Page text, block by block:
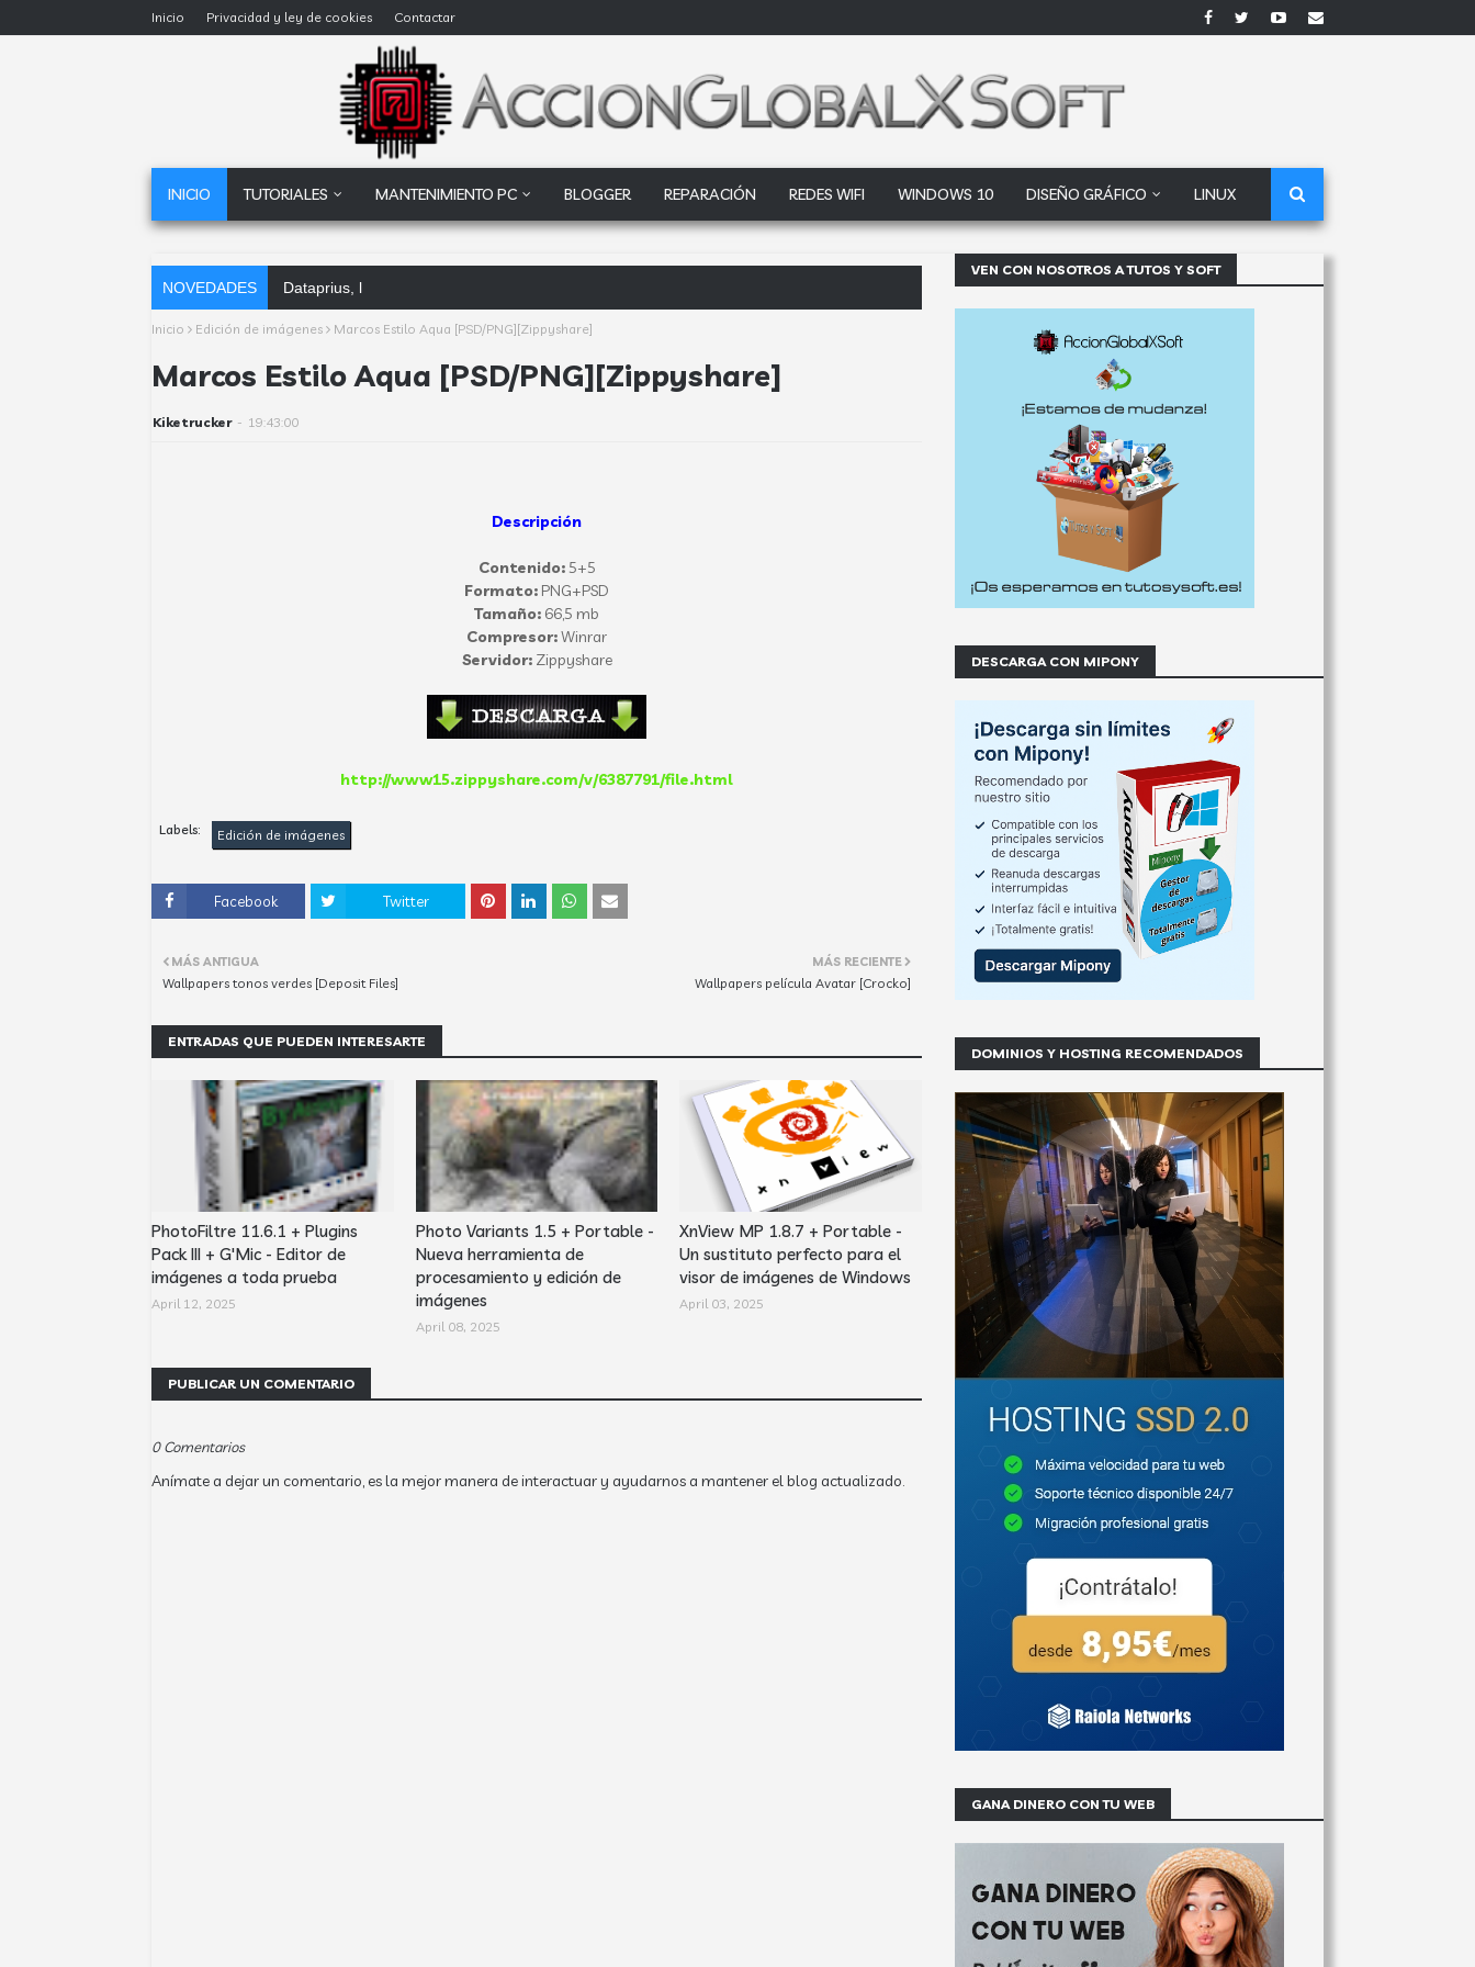
Inicio Privacidad y ley de cookies Contactar
INICIO TUTORIALES MANTENIMIENTO PC BLOGGER REPARACIÓN REDES WIFI WINDOWS 10 DISEÑO GRÁFICO LINUX
NOVEDADES Dataprius, la alternativa a Google Drive y Dro
Inicio Edición de imágenes Marcos Estilo Aqua [PSD/PNG][Zippyshare]
Marcos Estilo Aqua [PSD/PNG][Zippyshare]
Kiketrucker - 19:43:00
Descripción
Contenido:5+5
Formato: PNG+PSD
Tamaño: 66,5 mb
Compresor:Winrar
Servidor:Zippyshare
http://www15.zippyshare.com/v/6387791/file.html
Labels: Edición de imágenes
Facebook Twitter
MÁS RECIENTE
Wallpapers película Avatar [Crocko]
MÁS ANTIGUA
Wallpapers tonos verdes [Deposit Files]
ENTRADAS QUE PUEDEN INTERESARTE
PhotoFiltre 11.6.1 + Plugins
Pack III + G'Mic - Editor de
imágenes a toda prueba
April 12, 2025
Photo Variants 1.5 + Portable -
Nueva herramienta de
procesamiento y edición de
imágenes
April 08, 2025
XnView MP 1.8.7 + Portable -
Un sustituto perfecto para el
visor de imágenes de Windows
April 03, 2025
PUBLICAR UN COMENTARIO
0 Comentarios
Anímate a dejar un comentario, es la mejor manera de interactuar y ayudarnos a mantener el blog actualizado.
VEN CON NOSOTROS A TUTOS Y SOFT
DESCARGA CON MIPONY
DOMINIOS Y HOSTING RECOMENDADOS
GANA DINERO CON TU WEB